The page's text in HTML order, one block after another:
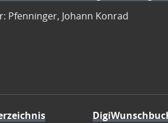
Pfenninger, Johann Konrad